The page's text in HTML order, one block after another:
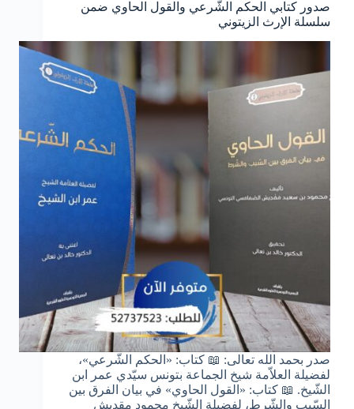
صدور كتابي الحكم الشّرعي والقول الحاوي ضمن
سلسلة الإرث الزيتوني
صدر بحمد الله تعالى: 📖 كتاب: «الحكم الشّرعي»،
لفضيلة العلاّمة شيخ الجماعة بتونس سيّدي عمر ابن
الشّيخ. 📖 كتاب: «القول الحاوي» في بيان الفرق بين
السّبب والشّرط، لفضيلة الشّيخ محمود مقديش